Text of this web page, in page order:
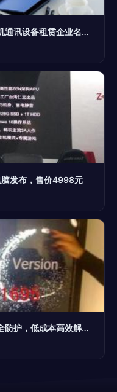
太原国家局核名业务办理指南 计算机通讯设备租赁企业名称预先核准
发布，售价4998元
上海大尺寸多点触控一体机租赁 安全防护，低成本高效解决方案